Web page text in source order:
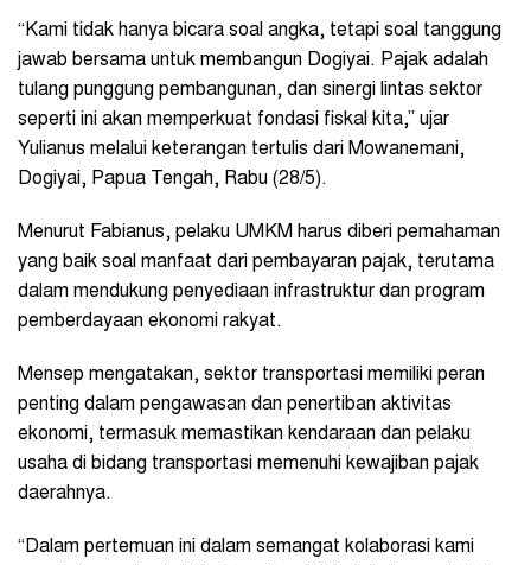
“Kami tidak hanya bicara soal angka, tetapi soal tanggung
jawab bersama untuk membangun Dogiyai. Pajak adalah
tulang punggung pembangunan, dan sinergi lintas sektor
seperti ini akan memperkuat fondasi fiskal kita,” ujar
Yulianus melalui keterangan tertulis dari Mowanemani,
Dogiyai, Papua Tengah, Rabu (28/5).
Menurut Fabianus, pelaku UMKM harus diberi pemahaman
yang baik soal manfaat dari pembayaran pajak, terutama
dalam mendukung penyediaan infrastruktur dan program
pemberdayaan ekonomi rakyat.
Mensep mengatakan, sektor transportasi memiliki peran
penting dalam pengawasan dan penertiban aktivitas
ekonomi, termasuk memastikan kendaraan dan pelaku
usaha di bidang transportasi memenuhi kewajiban pajak
daerahnya.
“Dalam pertemuan ini dalam semangat kolaborasi kami